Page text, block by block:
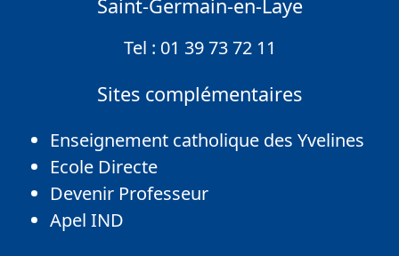
Sites complémentaires
Enseignement catholique des Yvelines
Ecole Directe
Devenir Professeur
Apel IND
Saint-Germain-en-Laye
Tel : 01 39 73 72 11